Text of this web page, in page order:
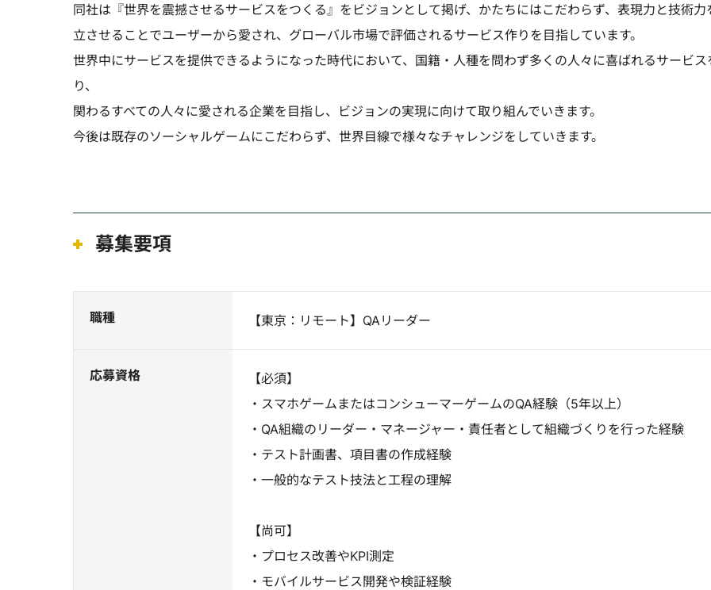
同社は『世界を震撼させるサービスをつくる』をビジョンとして掲げ、かたちにはこだわらず、表現力と技術力
立させることでユーザーから愛され、グローバル市場で評価されるサービス作りを目指しています。
世界中にサービスを提供できるようになった時代において、国籍・人種を問わず多くの人々に喜ばれるサービス
り、
関わるすべての人々に愛される企業を目指し、ビジョンの実現に向けて取り組んでいきます。
今後は既存のソーシャルゲームにこだわらず、世界目線で様々なチャレンジをしていきます。
募集要項
職種 【東京：リモート】QAリーダー
応募資格
【必須】
・スマホゲームまたはコンシューマーゲームのQA経験（5年以上）
・QA組織のリーダー・マネージャー・責任者として組織づくりを行った経験
・テスト計画書、項目書の作成経験
・一般的なテスト技法と工程の理解
【尚可】
・プロセス改善やKPI測定
・モバイルサービス開発や検証経験